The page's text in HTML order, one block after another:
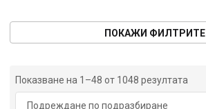
ПОКАЖИ ФИЛТРИТЕ
Показване на 1–48 от 1048 резултата